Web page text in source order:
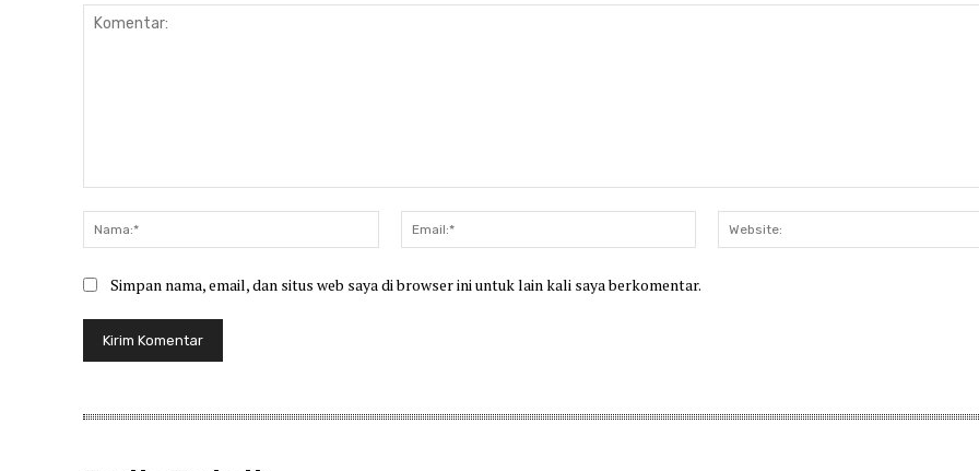
Nama:*
Email:*
Simpan nama, email, dan situs web saya di browser ini untuk lain kali saya berkomentar.